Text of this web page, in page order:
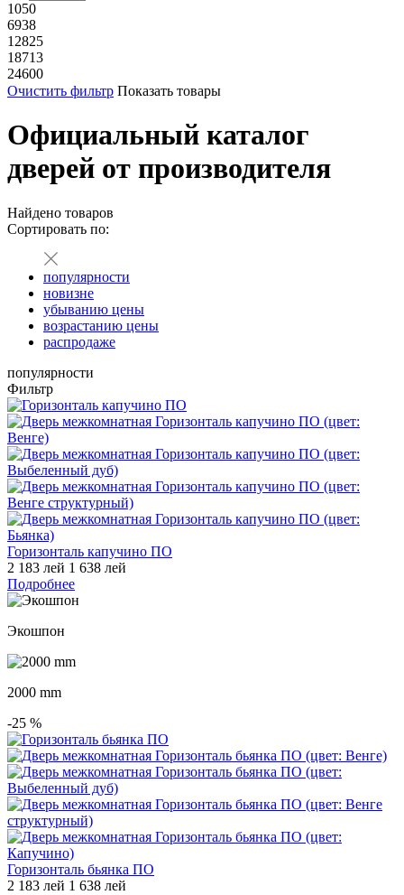
1050
6938
12825
18713
24600
Очистить фильтр Показать товары
Официальный каталог
дверей от производителя
Найдено товаров
Сортировать по:
популярности
новизне
убыванию цены
возрастанию цены
распродаже
популярности
Фильтр
Горизонталь капучино ПО
2 183 лей 1 638 лей
Подробнее
Экошпон
2000 mm
-25 %
Горизонталь бьянка ПО
2 183 лей 1 638 лей